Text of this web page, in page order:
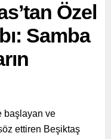
Özel
Samba
başlayan ve
ettiren Beşiktaş